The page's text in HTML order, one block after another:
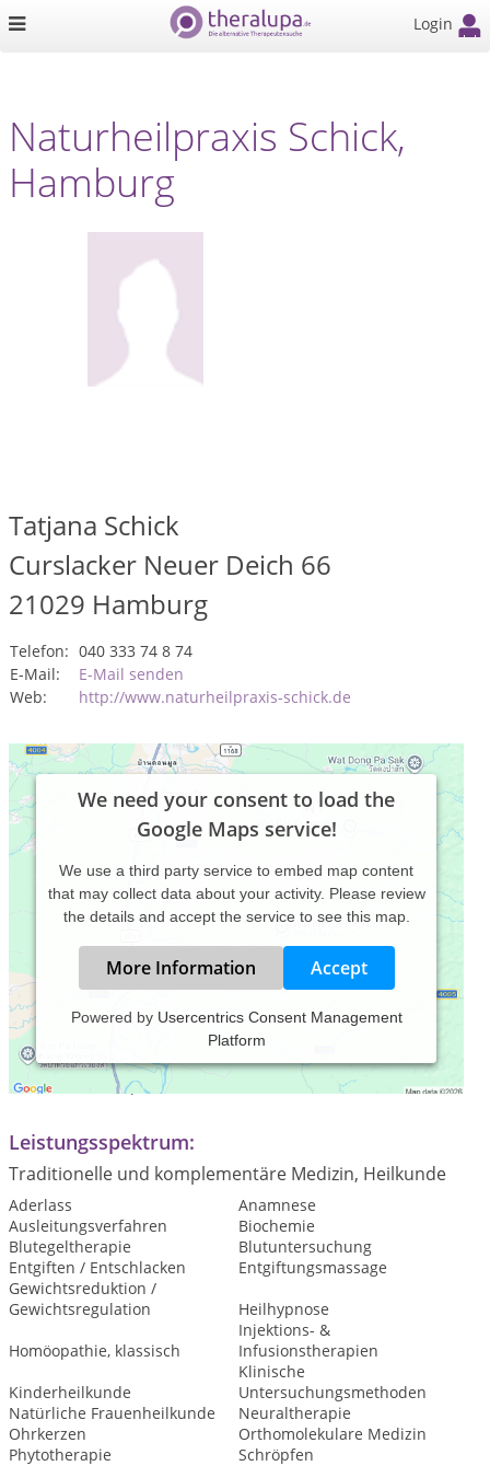
Login
Naturheilpraxis Schick,
Hamburg
Tatjana Schick
Curslacker Neuer Deich 66
21029 Hamburg
Telefon: 040 333 74 8 74
E-Mail:
E-Mail senden
Web:
http://www.naturheilpraxis-schick.de
We need your consent to load the
Google Maps service!
We use a third party service to embed map content
that may collect data about your activity. Please review
the details and accept the service to see this map.
More Information Accept
Powered by Usercentrics Consent Management
Platform
Praxiszeiten:
Nach Terminabsprache.
Leistungsspektrum:
Traditionelle und komplementäre Medizin, Heilkunde
Aderlass
Anamnese
Ausleitungsverfahren
Biochemie
Blutegeltherapie
Blutuntersuchung
Entgiften / Entschlacken
Entgiftungsmassage
Gewichtsreduktion /
Gewichtsregulation
Heilhypnose
Homöopathie, klassisch
Injektions- &
Infusionstherapien
Kinderheilkunde
Klinische
Untersuchungsmethoden
Natürliche Frauenheilkunde
Neuraltherapie
Ohrkerzen
Orthomolekulare Medizin
Phytotherapie
Schröpfen